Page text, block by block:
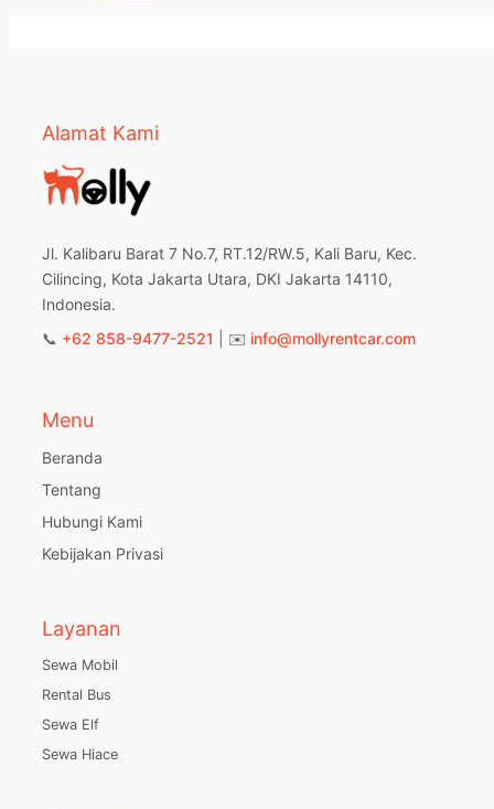
Alamat Kami
Jl. Kalibaru Barat 7 No.7, RT.12/RW.5, Kali Baru, Kec.
Cilincing, Kota Jakarta Utara, DKI Jakarta 14110,
Indonesia.
📞 +62 858-9477-2521 | ✉️ info@mollyrentcar.com
Menu
Beranda
Tentang
Hubungi Kami
Kebijakan Privasi
Layanan
Sewa Mobil
Rental Bus
Sewa Elf
Sewa Hiace